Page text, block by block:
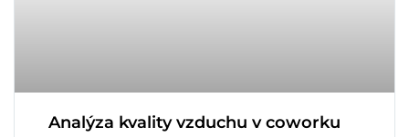
Analýza kvality vzduchu v coworku